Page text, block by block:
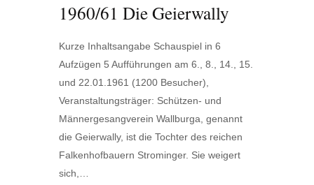
1960/61 Die Geierwally
Kurze Inhaltsangabe Schauspiel in 6
Aufzügen 5 Aufführungen am 6., 8., 14., 15.
und 22.01.1961 (1200 Besucher),
Veranstaltungsträger: Schützen- und
Männergesangverein Wallburga, genannt
die Geierwally, ist die Tochter des reichen
Falkenhofbauern Strominger. Sie weigert
sich,…